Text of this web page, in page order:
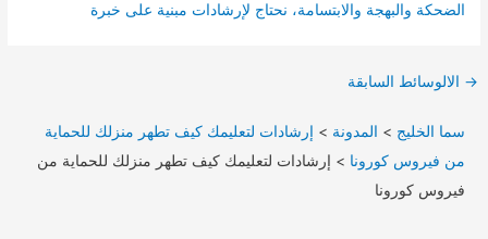
Post
→ الالوسائط السابقة
سما الخليج > المدونة > إرشادات لتعليمك كيف تطهر منزلك للحماية
من فيروس كورونا > إرشادات لتعليمك كيف تطهر منزلك للحماية من
فيروس كورونا